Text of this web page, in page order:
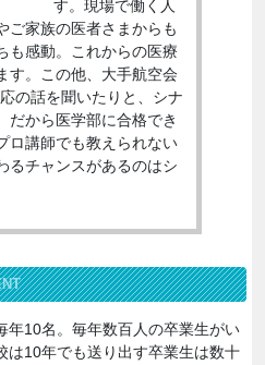
す。現場で働く人
ご家族の医者さまからも
も感動。これからの医療
す。この他、大手航空会
の話を聞いたりと、シナ
だから医学部に合格でき
ロ講師でも教えられない
るチャンスがあるのはシ
年10名。毎年数百人の卒業生がい
は10年でも送り出す卒業生は数十